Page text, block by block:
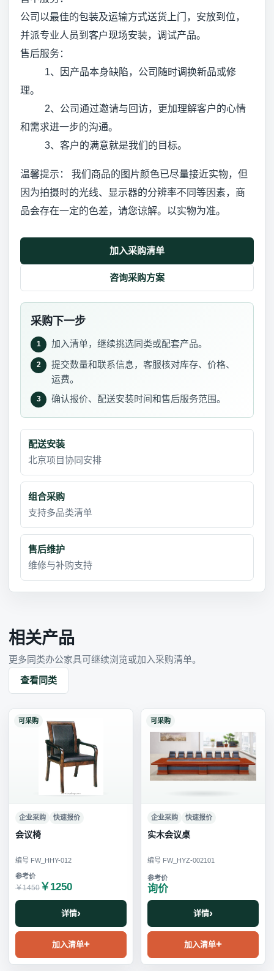
公司以最佳的包装及运输方式送货上门，安放到位，
并派专业人员到客户现场安装，调试产品。
售后服务：
1、因产品本身缺陷，公司随时调换新品或修
理。
2、公司通过邀请与回访，更加理解客户的心情
和需求进一步的沟通。
3、客户的满意就是我们的目标。
温馨提示： 我们商品的图片颜色已尽量接近实物，但
因为拍摄时的光线、显示器的分辨率不同等因素，商
品会存在一定的色差，请您谅解。以实物为准。
加入采购清单
咨询采购方案
采购下一步
1 加入清单，继续挑选同类或配套产品。
2
提交数量和联系信息，客服核对库存、价格、
运费。
3 确认报价、配送安装时间和售后服务范围。
配送安装
北京项目协同安排
组合采购
支持多品类清单
售后维护
维修与补购支持
相关产品
更多同类办公家具可继续浏览或加入采购清单。
查看同类
可采购
企业采购 快速报价
会议椅
编号 FW_HHY-012
￥1450 ￥1250
详情
加入清单
可采购
企业采购 快速报价
实木会议桌
编号 FW_HYZ-002101
询价
详情
加入清单